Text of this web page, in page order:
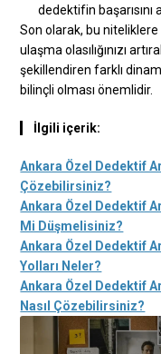
dedektifin başarısını
Son olarak, bu
ulaşma olasılığınızı
şekillendiren farklı
bilinçli olması önemlidir.
İlgili içerik:
Ankara Özel Dedektif
Çözebilirsiniz?
Ankara Özel Dedektif
Mi Düşmelisiniz?
Ankara Özel Dedektif
Yolları Neler?
Ankara Özel Dedektif
Nasıl Çözebilirsiniz?